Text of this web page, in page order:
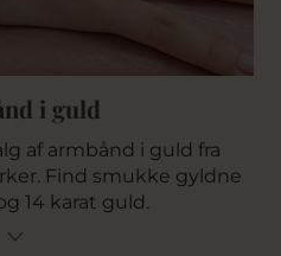
i guld
af armbånd i guld fra
Find smukke gyldne
14 karat guld.